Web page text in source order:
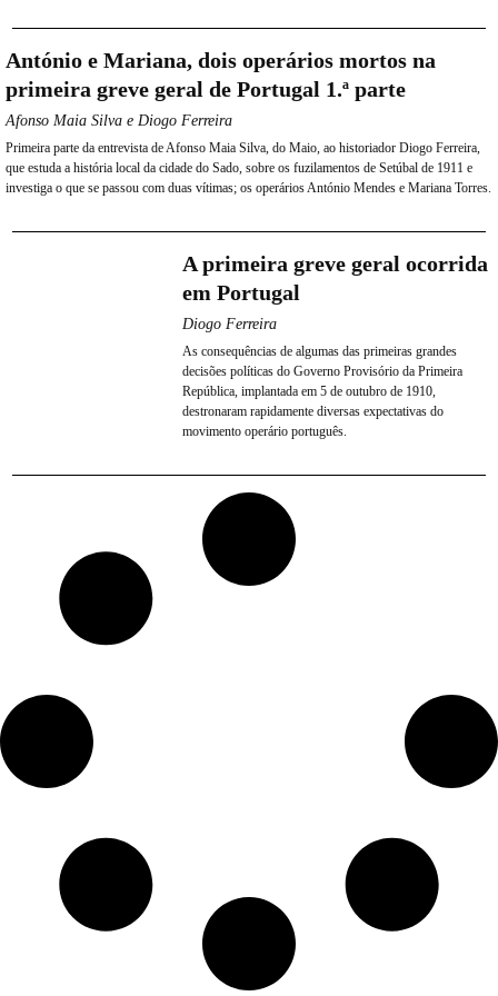
António e Mariana, dois operários mortos na
primeira greve geral de Portugal 1.ª parte
Afonso Maia Silva e Diogo Ferreira
Primeira parte da entrevista de Afonso Maia Silva, do Maio, ao historiador Diogo Ferreira,
que estuda a história local da cidade do Sado, sobre os fuzilamentos de Setúbal de 1911 e
investiga o que se passou com duas vítimas; os operários António Mendes e Mariana Torres.
A primeira greve geral ocorrida
em Portugal
Diogo Ferreira
As consequências de algumas das primeiras grandes
decisões políticas do Governo Provisório da Primeira
República, implantada em 5 de outubro de 1910,
destronaram rapidamente diversas expectativas do
movimento operário português.